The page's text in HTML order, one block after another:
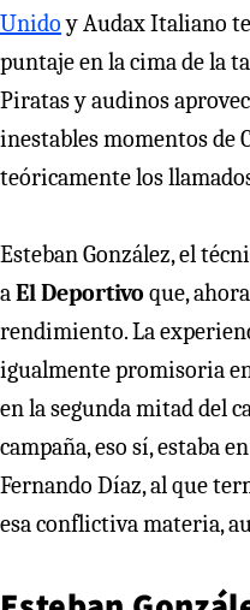
Unidoy Audax Italiano
puntaje en la cima de la
Piratas y audinos
inestables momentos de
teóricamente los
Esteban González, el
aEl Deportivo que,
rendimiento. La
igualmente promisoria
en la segunda mitad del
campaña, eso sí, estaba
Fernando Díaz, al que
esa conflictiva materia,